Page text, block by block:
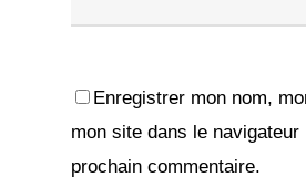
Enregistrer mon nom,
mon site dans le navigateur
prochain commentaire.